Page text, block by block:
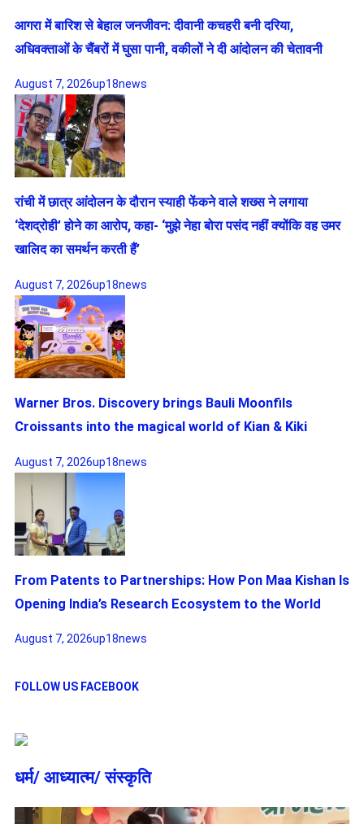
आगरा में बारिश से बेहाल जनजीवन: दीवानी कचहरी बनी दरिया,
अधिवक्ताओं के चैंबरों में घुसा पानी, वकीलों ने दी आंदोलन की चेतावनी
August 7, 2026up18news
रांची में छात्र आंदोलन के दौरान स्याही फेंकने वाले शख्स ने लगाया
‘देशद्रोही’ होने का आरोप, कहा- ‘मुझे नेहा बोरा पसंद नहीं क्योंकि वह उमर
खालिद का समर्थन करती हैं’
August 7, 2026up18news
Warner Bros. Discovery brings Bauli Moonfils
Croissants into the magical world of Kian & Kiki
August 7, 2026up18news
From Patents to Partnerships: How Pon Maa Kishan Is
Opening India’s Research Ecosystem to the World
August 7, 2026up18news
FOLLOW US FACEBOOK
धर्म/ आध्‍यात्‍म/ संस्‍कृति